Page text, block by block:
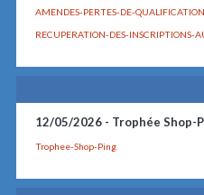
AMENDES-PERTES-DE-QUALIFICATION
RECUPERATION-DES-INSCRIPTIONS-
12/05/2026 - Trophée Shop-
Trophee-Shop-Ping